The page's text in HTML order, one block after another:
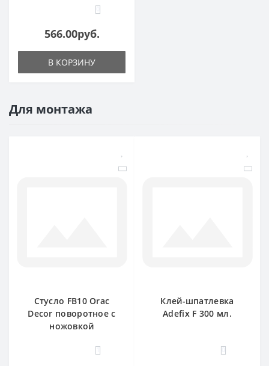
0
566.00руб.
В КОРЗИНУ
Для монтажа
Стусло FB10 Orac
Decor поворотное с
ножовкой
1
Клей-шпатлевка
Adefix F 300 мл.
0